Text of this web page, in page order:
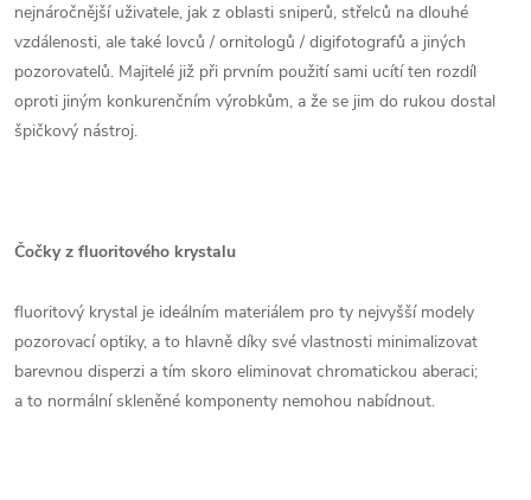
nejnáročnější uživatele, jak z oblasti sniperů, střelců na dlouhé
vzdálenosti, ale také lovců / ornitologů / digifotografů a jiných
pozorovatelů. Majitelé již při prvním použití sami ucítí ten rozdíl
oproti jiným konkurenčním výrobkům, a že se jim do rukou dostal
špičkový nástroj.
Čočky z fluoritového krystalu
fluoritový krystal je ideálním materiálem pro ty nejvyšší modely
pozorovací optiky, a to hlavně díky své vlastnosti minimalizovat
barevnou disperzi a tím skoro eliminovat chromatickou aberaci;
a to normální skleněné komponenty nemohou nabídnout.